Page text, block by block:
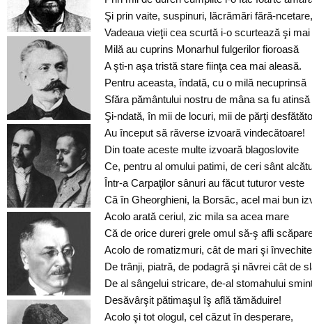
Şi prin vaite, suspinuri, lăcrămări fără-ncetare,
Vadeaua vieţii cea scurtă i-o scurtează şi mai
Milă au cuprins Monarhul fulgerilor fioroasă
A şti-n aşa tristă stare fiinţa cea mai aleasă.
Pentru aceasta, îndată, cu o milă necuprinsă
Sfăra pământului nostru de mâna sa fu atinsă
Şi-ndată, în mii de locuri, mii de părţi
Au început să răverse izvoară vindecătoare!
Din toate aceste multe izvoară blagoslovite
Ce, pentru al omului patimi, de ceri sânt
Într-a Carpaţilor sânuri au făcut tuturor veste
Că în Gheorghieni, la Borsăc, acel mai bun
Acolo arată ceriul, zic mila sa acea mare
Că de orice dureri grele omul să-ş afli
Acolo de romatizmuri, cât de mari şi
De trânji, piatră, de podagră şi năvrei cât de
De al sângelui stricare, de-al stomahului
Desăvârşit pătimaşul îş află tămăduire!
Acolo şi tot ologul, cel căzut în desperare,